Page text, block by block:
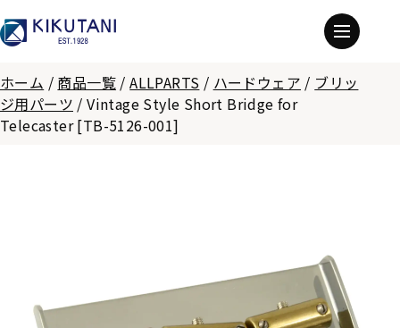
ホーム / 商品一覧 /ALLPARTS / ハードウェア / ブリッ
ジ用パーツ /Vintage Style Short Bridge for
Telecaster [TB-5126-001]